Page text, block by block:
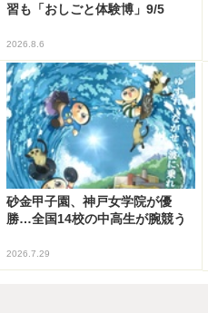
習も「おしごと体験博」9/5
2026.8.6
砂金甲子園、神戸女学院が優
勝…全国14校の中高生が腕競う
2026.7.29